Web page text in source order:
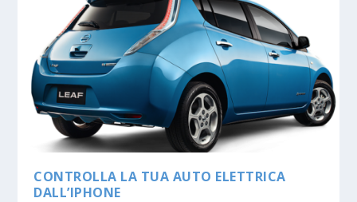
CONTROLLA LA TUA AUTO ELETTRICA
DALL’IPHONE